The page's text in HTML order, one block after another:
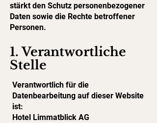
stärkt den Schutz personenbezogener
Daten sowie die Rechte betroffener
Personen.
1. Verantwortliche
Stelle
Verantwortlich für die
Datenbearbeitung auf dieser Website
ist:
Hotel Limmatblick AG